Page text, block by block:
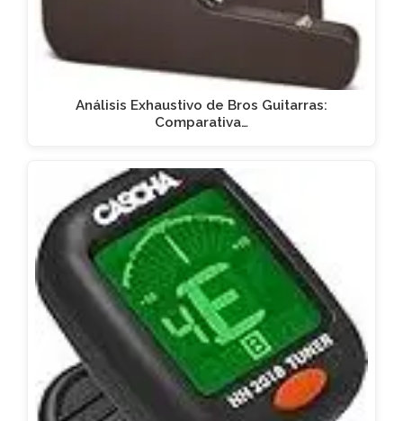
Análisis Exhaustivo de Bros Guitarras:
Comparativa…